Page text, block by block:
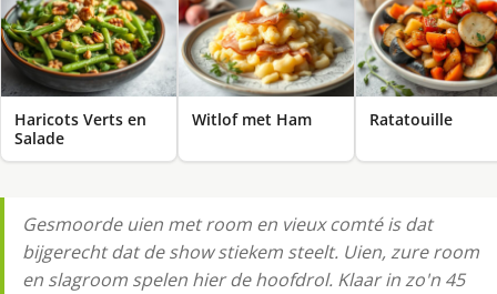
Haricots Verts en
Salade
Witlof met Ham Ratatouille
Gesmoorde uien met room en vieux comté is dat
bijgerecht dat de show stiekem steelt. Uien, zure room
en slagroom spelen hier de hoofdrol. Klaar in zo'n 45